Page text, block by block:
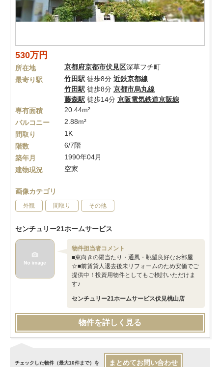
530万円
所在地 京都府京都市伏見区深草フチ町
最寄り駅
竹田駅 徒歩8分 近鉄京都線
竹田駅 徒歩8分 京都市烏丸線
藤森駅 徒歩14分 京阪電気鉄道京阪線
専有面積
20.44m²
バルコニー
2.88m²
間取り
1K
階数
6/7階
築年月
1990年04月
建物現況
空家
画像カテゴリ
外観 間取り その他
センチュリー21ホームサービス
物件担当者コメント
■東向きの陽当たり・通風・眺望良好なお部屋
☆■前賃貸人退去後未リフォームのため安価でご
提供中！投資用物件としてもご検討いただけま
す♪
センチュリー21ホームサービス伏見桃山店
物件を詳しく見る
チェックした物件（最大10件まで）を まとめてお問い合わせ